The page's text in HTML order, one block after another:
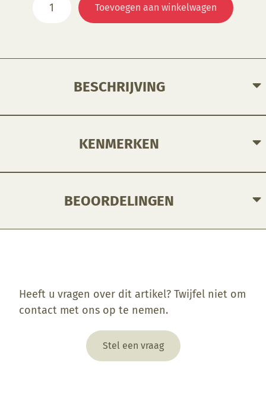
driehoek
aantal
Toevoegen aan winkelwagen
BESCHRIJVING
KENMERKEN
BEOORDELINGEN
Heeft u vragen over dit artikel? Twijfel niet om
contact met ons op te nemen.
Stel een vraag